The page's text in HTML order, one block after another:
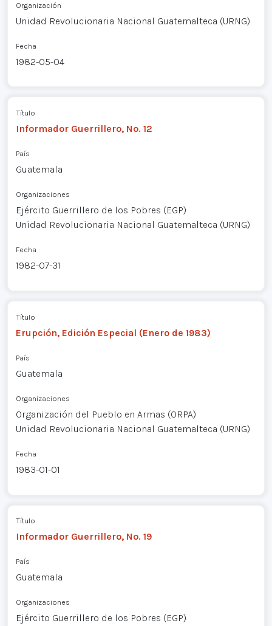
Organización
Unidad Revolucionaria Nacional Guatemalteca (URNG)
Fecha
1982-05-04
Título
Informador Guerrillero, No. 12
País
Guatemala
Organizaciones
Ejército Guerrillero de los Pobres (EGP)
Unidad Revolucionaria Nacional Guatemalteca (URNG)
Fecha
1982-07-31
Título
Erupción, Edición Especial (Enero de 1983)
País
Guatemala
Organizaciones
Organización del Pueblo en Armas (ORPA)
Unidad Revolucionaria Nacional Guatemalteca (URNG)
Fecha
1983-01-01
Título
Informador Guerrillero, No. 19
País
Guatemala
Organizaciones
Ejército Guerrillero de los Pobres (EGP)